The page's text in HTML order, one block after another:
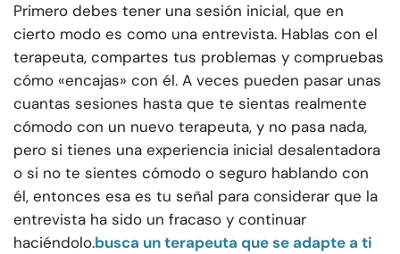
Primero debes tener una sesión inicial, que en
cierto modo es como una entrevista. Hablas con el
terapeuta, compartes tus problemas y compruebas
cómo «encajas» con él. A veces pueden pasar unas
cuantas sesiones hasta que te sientas realmente
cómodo con un nuevo terapeuta, y no pasa nada,
pero si tienes una experiencia inicial desalentadora
o si no te sientes cómodo o seguro hablando con
él, entonces esa es tu señal para considerar que la
entrevista ha sido un fracaso y continuar
haciéndolo.busca un terapeuta que se adapte a ti